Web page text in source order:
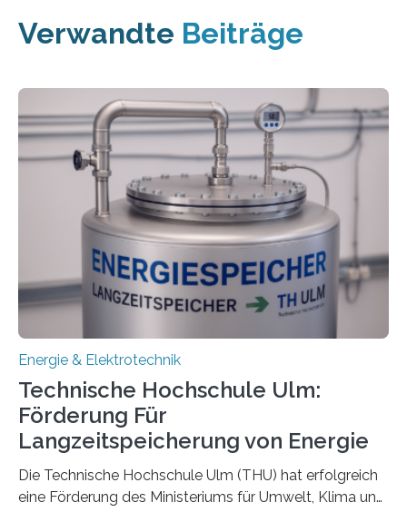
Verwandte Beiträge
Energie & Elektrotechnik
Technische Hochschule Ulm:
Förderung Für
Langzeitspeicherung von Energie
Die Technische Hochschule Ulm (THU) hat erfolgreich
eine Förderung des Ministeriums für Umwelt, Klima und